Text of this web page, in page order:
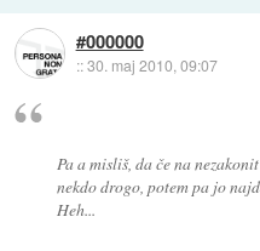
#000000
::30. maj 2010, 09:07
Pa a misliš, da če na
nekdo drogo, potem pa jo
Heh...